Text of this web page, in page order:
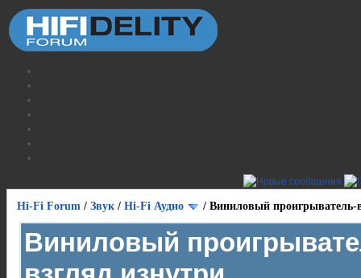
Hi-Fi Forum / Звук / Hi-Fi Аудио / Виниловый проигрыватель-
Виниловый